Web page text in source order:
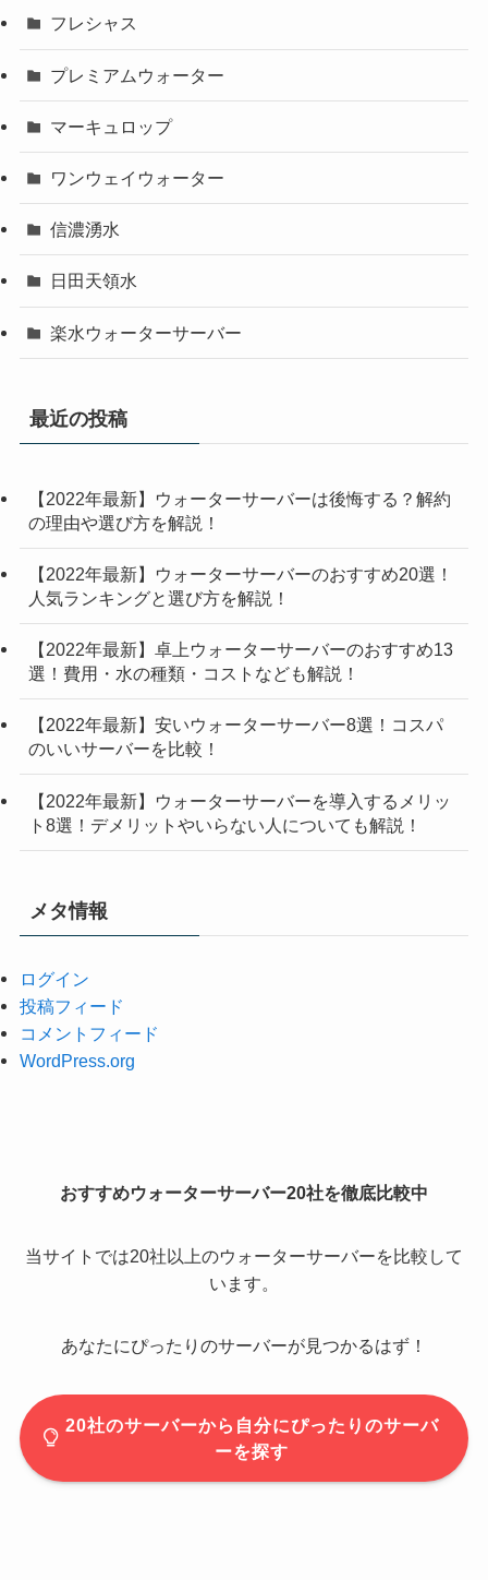
フレシャス
プレミアムウォーター
マーキュロップ
ワンウェイウォーター
信濃湧水
日田天領水
楽水ウォーターサーバー
最近の投稿
【2022年最新】ウォーターサーバーは後悔する？解約
の理由や選び方を解説！
【2022年最新】ウォーターサーバーのおすすめ20選！
人気ランキングと選び方を解説！
【2022年最新】卓上ウォーターサーバーのおすすめ13
選！費用・水の種類・コストなども解説！
【2022年最新】安いウォーターサーバー8選！コスパ
のいいサーバーを比較！
【2022年最新】ウォーターサーバーを導入するメリッ
ト8選！デメリットやいらない人についても解説！
メタ情報
ログイン
投稿フィード
コメントフィード
WordPress.org
おすすめウォーターサーバー20社を徹底比較中
当サイトでは20社以上のウォーターサーバーを比較して
います。
あなたにぴったりのサーバーが見つかるはず！
20社のサーバーから自分にぴったりのサーバ
ーを探す